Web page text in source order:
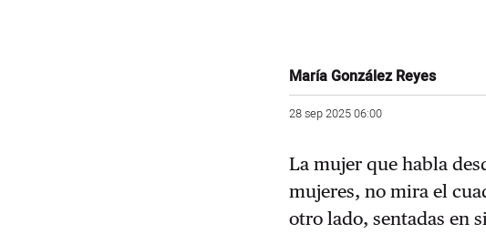
María González Reyes
28 sep 2025 06:00
La mujer que habla
mujeres, no mira el
otro lado, sentadas en